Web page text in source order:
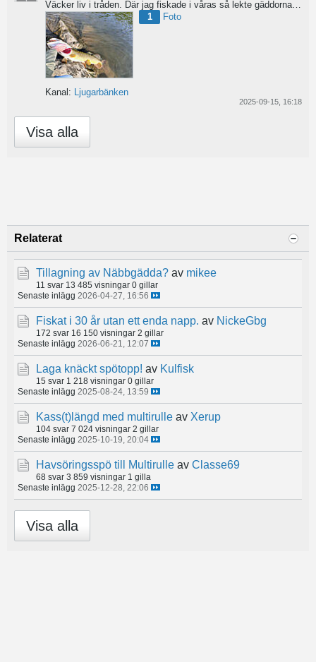
Väcker liv i tråden. Där jag fiskade i våras så lekte gäddorna från början av mars hela vägen in i juni...
1
Foto
Kanal: Ljugarbänken
2025-09-15, 16:18
Visa alla
Relaterat
Tillagning av Näbbgädda? av mikee
11 svar 13 485 visningar 0 gillar
Senaste inlägg 2026-04-27, 16:56
Fiskat i 30 år utan ett enda napp. av NickeGbg
172 svar 16 150 visningar 2 gillar
Senaste inlägg 2026-06-21, 12:07
Laga knäckt spötopp! av Kulfisk
15 svar 1 218 visningar 0 gillar
Senaste inlägg 2025-08-24, 13:59
Kass(t)längd med multirulle av Xerup
104 svar 7 024 visningar 2 gillar
Senaste inlägg 2025-10-19, 20:04
Havsöringsspö till Multirulle av Classe69
68 svar 3 859 visningar 1 gilla
Senaste inlägg 2025-12-28, 22:06
Visa alla